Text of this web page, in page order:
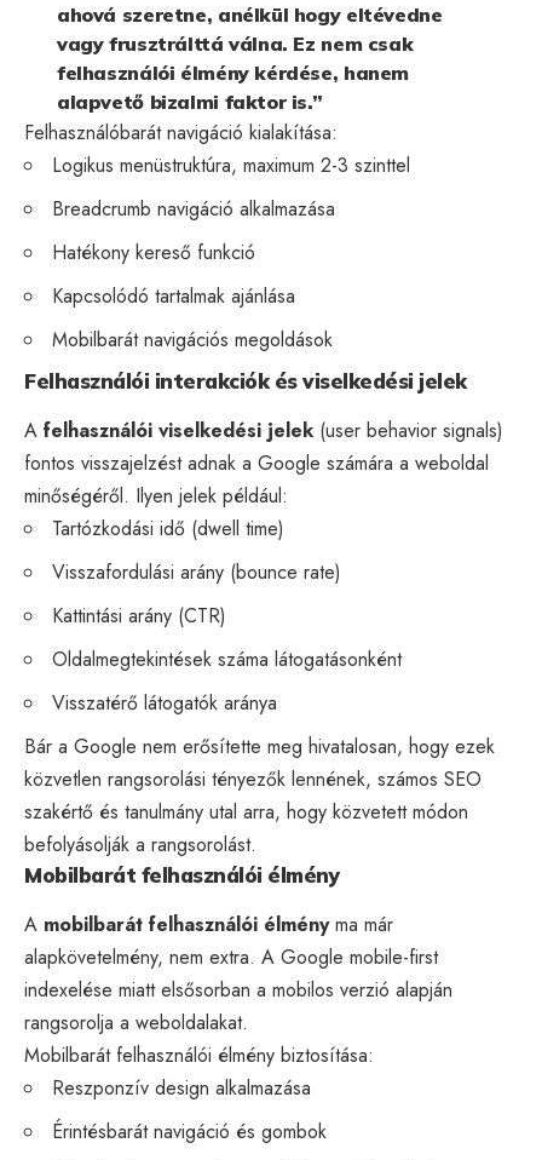
ahová szeretne, anélkül hogy eltévedne
vagy frusztrálttá válna. Ez nem csak
felhasználói élmény kérdése, hanem
alapvető bizalmi faktor is.”
Felhasználóbarát navigáció kialakítása:
Logikus menüstruktúra, maximum 2-3 szinttel
Breadcrumb navigáció alkalmazása
Hatékony kereső funkció
Kapcsolódó tartalmak ajánlása
Mobilbarát navigációs megoldások
Felhasználói interakciók és viselkedési jelek
A felhasználói viselkedési jelek (user behavior signals)
fontos visszajelzést adnak a Google számára a weboldal
minőségéről. Ilyen jelek például:
Tartózkodási idő (dwell time)
Visszafordulási arány (bounce rate)
Kattintási arány (CTR)
Oldalmegtekintések száma látogatásonként
Visszatérő látogatók aránya
Bár a Google nem erősítette meg hivatalosan, hogy ezek
közvetlen rangsorolási tényezők lennének, számos SEO
szakértő és tanulmány utal arra, hogy közvetett módon
befolyásolják a rangsorolást.
Mobilbarát felhasználói élmény
A mobilbarát felhasználói élményma már
alapkövetelmény, nem extra. A Google mobile-first
indexelése miatt elsősorban a mobilos verzió alapján
rangsorolja a weboldalakat.
Mobilbarát felhasználói élmény biztosítása:
Reszponzív design alkalmazása
Érintésbarát navigáció és gombok